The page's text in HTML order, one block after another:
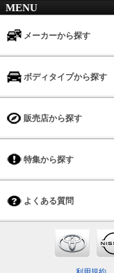
MENU
メーカーから探す
ボディタイプから探す
販売店から探す
特集から探す
よくある質問